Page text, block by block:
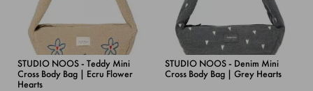
STUDIO NOOS - Teddy Mini
Cross Body Bag | Ecru Flower
Hearts
STUDIO NOOS - Denim Mini
Cross Body Bag | Grey Hearts